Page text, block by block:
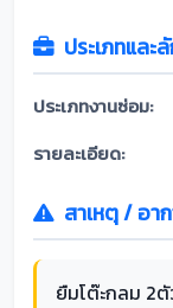
ประเภทและ
ประเภทงานซ่อม:
รายละเอียด:
สาเหตุ / อา
ยืมโต๊ะกลม 2